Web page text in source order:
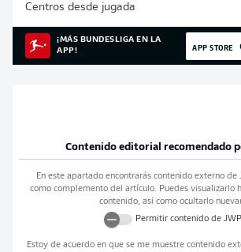
Centros desde jugada
¡MÁS BUNDESLIGA EN LA
APP!
APP STORE
Contenido editorial recomendado
En este apartado encontrarás contenido externo de
como complemento del artículo. Puedes visualizarlo
contenido, así como ocultarlo
Permitir contenido de
Estoy de acuerdo en que se me muestre contenido